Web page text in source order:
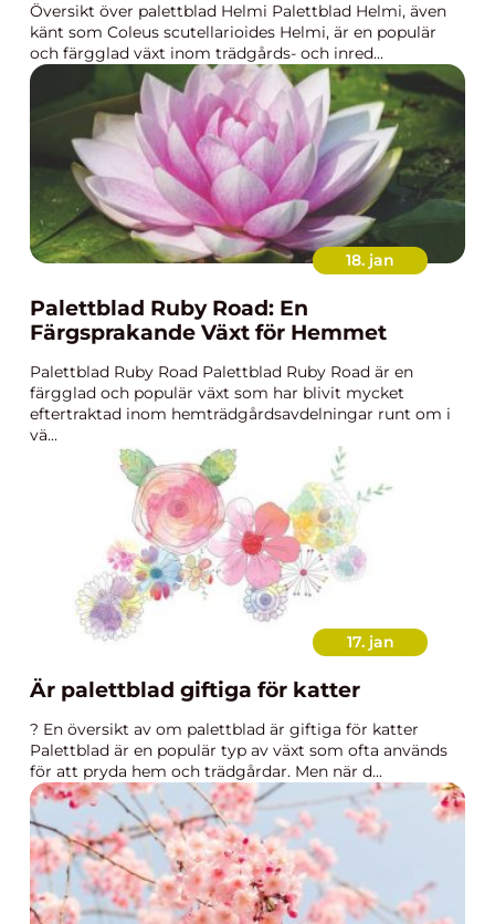
Översikt över palettblad Helmi Palettblad Helmi, även
känt som Coleus scutellarioides Helmi, är en populär
och färgglad växt inom trädgårds- och inred...
18. jan
Palettblad Ruby Road: En
Färgsprakande Växt för Hemmet
Palettblad Ruby Road Palettblad Ruby Road är en
färgglad och populär växt som har blivit mycket
eftertraktad inom hemträdgårdsavdelningar runt om i
vä...
17. jan
Är palettblad giftiga för katter
? En översikt av om palettblad är giftiga för katter
Palettblad är en populär typ av växt som ofta används
för att pryda hem och trädgårdar. Men när d...